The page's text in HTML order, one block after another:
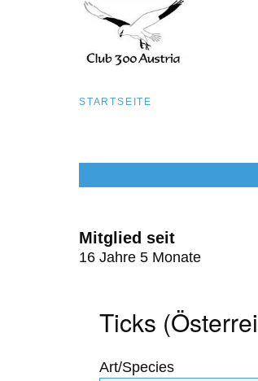
Pfadnavigation
STARTSEITE
Mitglied seit
16 Jahre 5 Monate
Ticks
Art/Species